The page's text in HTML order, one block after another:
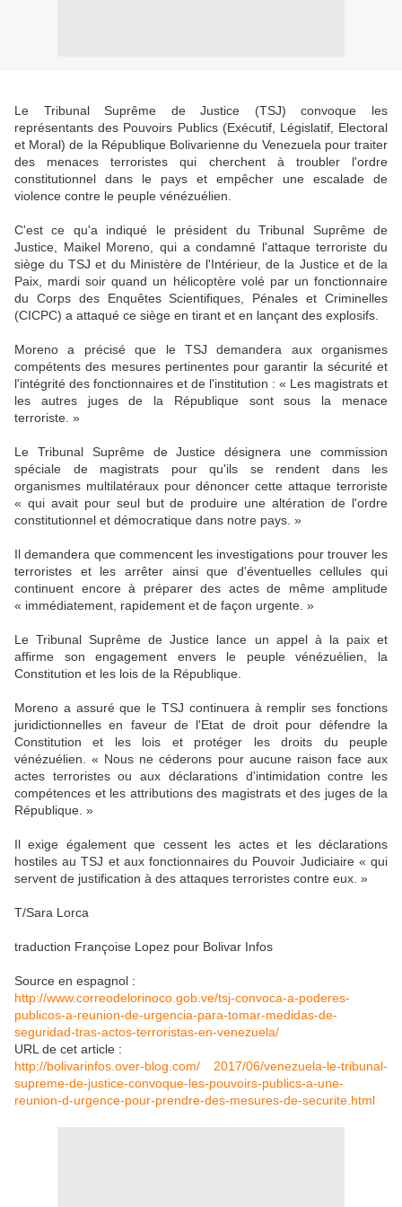
Le Tribunal Suprême de Justice (TSJ) convoque les
représentants des Pouvoirs Publics (Exécutif, Législatif, Electoral
et Moral) de la République Bolivarienne du Venezuela pour traiter
des menaces terroristes qui cherchent à troubler l'ordre
constitutionnel dans le pays et empêcher une escalade de
violence contre le peuple vénézuélien.
C'est ce qu'a indiqué le président du Tribunal Suprême de
Justice, Maikel Moreno, qui a condamné l'attaque terroriste du
siège du TSJ et du Ministère de l'Intérieur, de la Justice et de la
Paix, mardi soir quand un hélicoptère volé par un fonctionnaire
du Corps des Enquêtes Scientifiques, Pénales et Criminelles
(CICPC) a attaqué ce siège en tirant et en lançant des explosifs.
Moreno a précisé que le TSJ demandera aux organismes
compétents des mesures pertinentes pour garantir la sécurité et
l'intégrité des fonctionnaires et de l'institution : « Les magistrats et
les autres juges de la République sont sous la menace
terroriste. »
Le Tribunal Suprême de Justice désignera une commission
spéciale de magistrats pour qu'ils se rendent dans les
organismes multilatéraux pour dénoncer cette attaque terroriste
« qui avait pour seul but de produire une altération de l'ordre
constitutionnel et démocratique dans notre pays. »
Il demandera que commencent les investigations pour trouver les
terroristes et les arrêter ainsi que d'éventuelles cellules qui
continuent encore à préparer des actes de même amplitude
« immédiatement, rapidement et de façon urgente. »
Le Tribunal Suprême de Justice lance un appel à la paix et
affirme son engagement envers le peuple vénézuélien, la
Constitution et les lois de la République.
Moreno a assuré que le TSJ continuera à remplir ses fonctions
juridictionnelles en faveur de l'Etat de droit pour défendre la
Constitution et les lois et protéger les droits du peuple
vénézuélien. « Nous ne céderons pour aucune raison face aux
actes terroristes ou aux déclarations d'intimidation contre les
compétences et les attributions des magistrats et des juges de la
République. »
Il exige également que cessent les actes et les déclarations
hostiles au TSJ et aux fonctionnaires du Pouvoir Judiciaire « qui
servent de justification à des attaques terroristes contre eux. »
T/Sara Lorca
traduction Françoise Lopez pour Bolivar Infos
Source en espagnol :
http://www.correodelorinoco.gob.ve/tsj-convoca-a-poderes-
publicos-a-reunion-de-urgencia-para-tomar-medidas-de-
seguridad-tras-actos-terroristas-en-venezuela/
URL de cet article :
http://bolivarinfos.over-blog.com/ 2017/06/venezuela-le-tribunal-
supreme-de-justice-convoque-les-pouvoirs-publics-a-une-
reunion-d-urgence-pour-prendre-des-mesures-de-securite.html